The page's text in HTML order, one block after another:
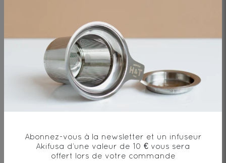
Alice
Honeybush (88%), morceaux de mangue,
fraise, écorces d'orange, arôme, feuilles
de fraisier, arôme naturel.
DÉCOUVRIR
Abonnez-vous à la newsletter et un infuseur
Akifusa d’une valeur de 10 € vous sera
offert lors de votre commande